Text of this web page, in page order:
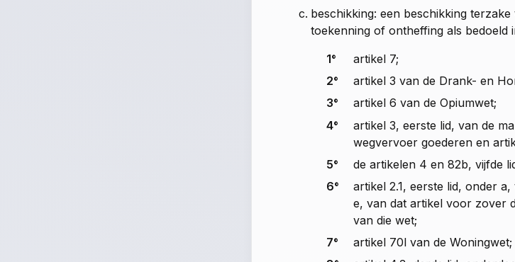
beschikking: een beschikking
toekenning of ontheffing als bedoeld
1°
artikel 7;
2°
artikel 3 van de Drank- en
3°
artikel 6 van de Opiumwet;
4°
artikel 3, eerste lid, van de
wegvervoer goederen en
5°
de artikelen 4 en 82b, vijfde
6°
artikel 2.1, eerste lid, onder
e, van dat artikel voor zover
van die wet;
7°
artikel 70l van de Woningwet;